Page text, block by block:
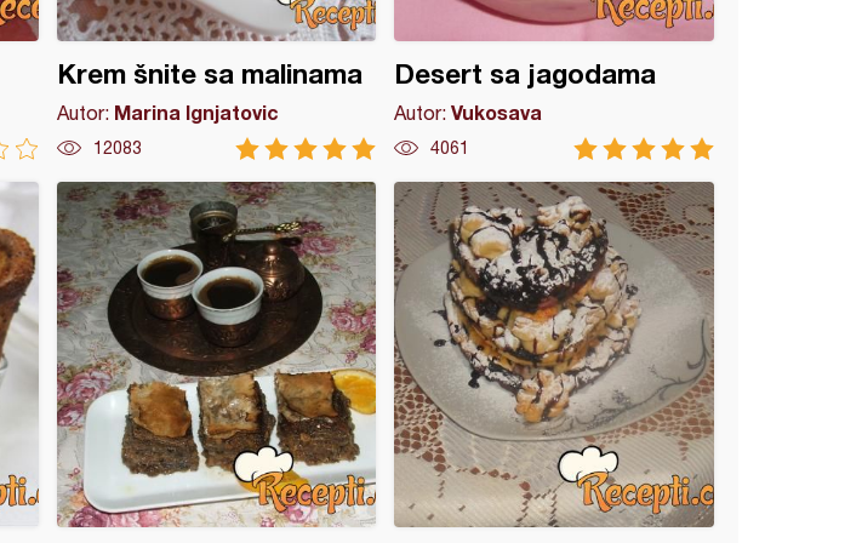
Krem šnite sa malinama
Autor: Marina Ignjatovic
12083
Desert sa jagodama
Autor:Vukosava
4061